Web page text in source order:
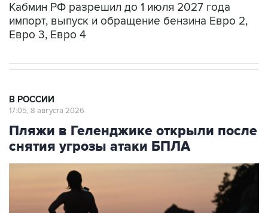
Кабмин РФ разрешил до 1 июля 2027 года
импорт, выпуск и обращение бензина Евро 2,
Евро 3, Евро 4
В РОССИИ
17:05, 8 августа 2026
Пляжи в Геленджике открыли после
снятия угрозы атаки БПЛА